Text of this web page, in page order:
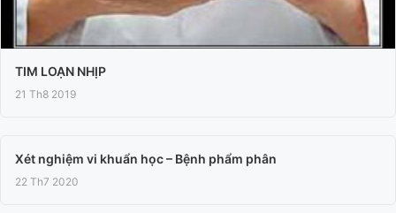
TIM LOẠN NHỊP
21 Th8 2019
Xét nghiệm vi khuẩn học – Bệnh phẩm phân
22 Th7 2020